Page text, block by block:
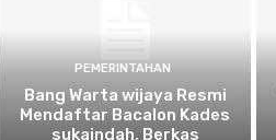
PEMERINTAHAN
Bang Warta wijaya Resmi
Mendaftar Bacalon Kades
sukaindah, Berkas